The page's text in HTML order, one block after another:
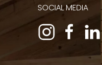
SOCIAL MEDIA